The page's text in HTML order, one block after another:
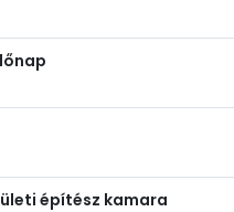
építész kamara